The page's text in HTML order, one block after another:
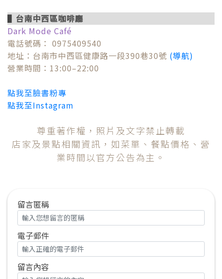
▌ 台南中西區咖啡廳
Dark Mode Café
電話號碼： 0975409540
地址：台南市中西區健康路一段390巷30號 (導航)
營業時間：13:00–22:00
點我至臉書粉專
點我至Instagram
尊重著作權，照片及文字禁止轉載
店家及景點相關資訊，如菜單、餐點價格、營
業時間以官方公告為主。
留言匿稱
電子郵件
留言內容